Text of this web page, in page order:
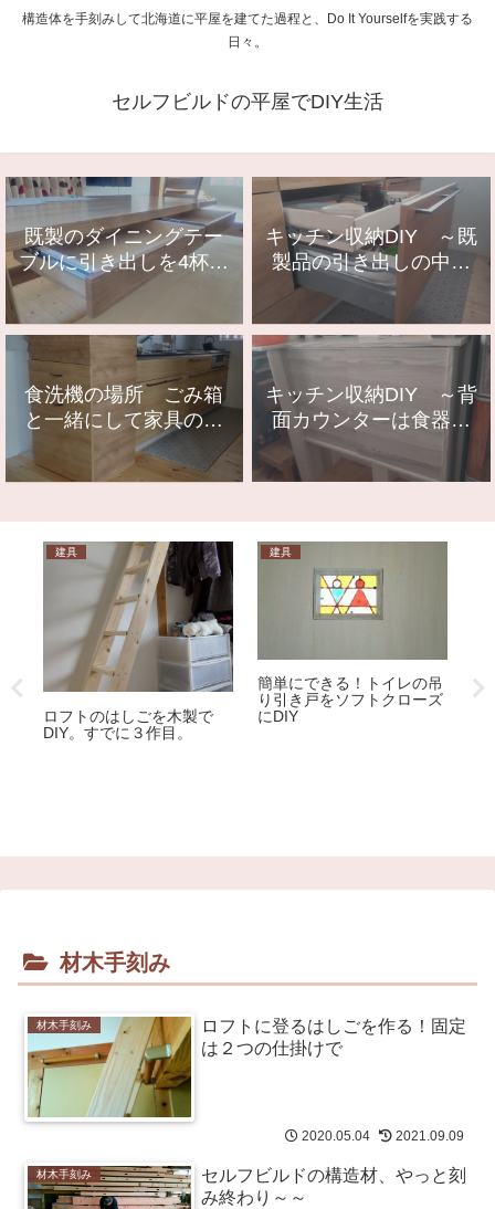
構造体を手刻みして北海道に平屋を建てた過程と、Do It Yourselfを実践する
日々。
セルフビルドの平屋でDIY生活
既製のダイニングテー
ブルに引き出しを4杯、
後付けDIY
キッチン収納DIY ～既
製品の引き出しの中に
引き出しを作る～
食洗機の場所 ごみ箱
と一緒にして家具の一
つになりました
キッチン収納DIY ～背
面カウンターは食器棚
建具
ロフトのはしごを木製で
DIY。すでに３作目。
建具
簡単にできる！トイレの吊
り引き戸をソフトクローズ
にDIY
子
男
材木手刻み
材木手刻み
ロフトに登るはしごを作る！固定
は２つの仕掛けで
2020.05.04 2021.09.09
材木手刻み
セルフビルドの構造材、やっと刻
み終わり～～